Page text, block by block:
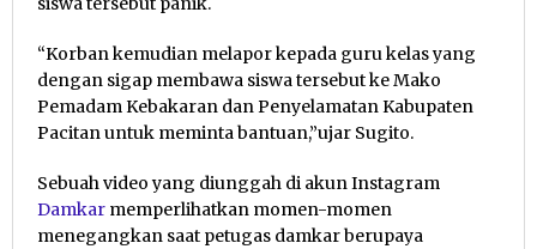
“Korban kemudian melapor kepada guru kelas yang
dengan sigap membawa siswa tersebut ke Mako
Pemadam Kebakaran dan Penyelamatan Kabupaten
Pacitan untuk meminta bantuan,”ujar Sugito.
Sebuah video yang diunggah di akun Instagram
Damkar memperlihatkan momen-momen
menegangkan saat petugas damkar berupaya